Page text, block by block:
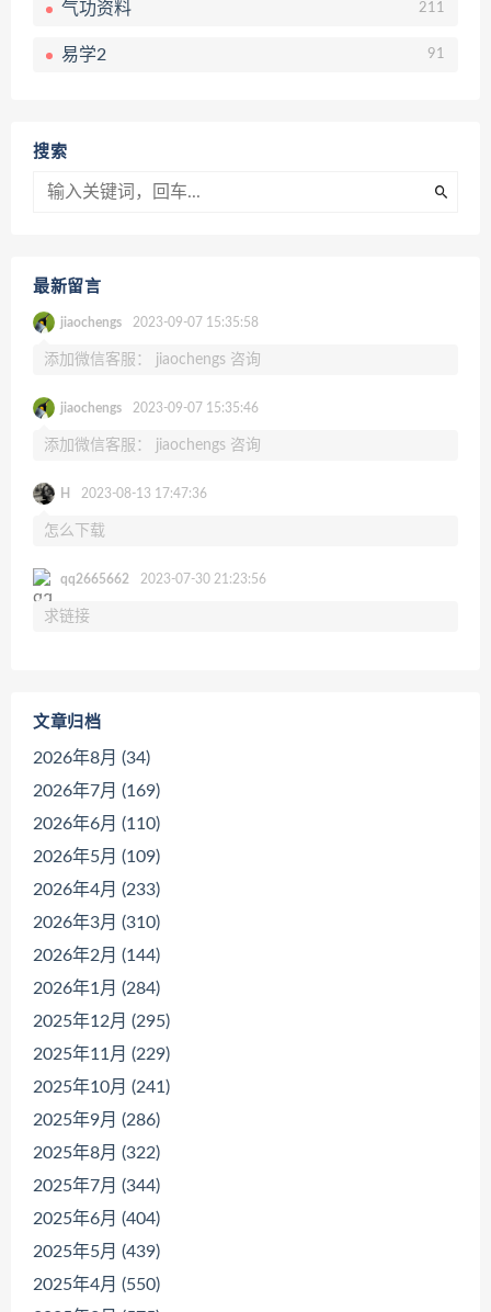
气功资料 211
易学2 91
搜索
最新留言
jiaochengs 2023-09-07 15:35:58
添加微信客服： jiaochengs 咨询
jiaochengs 2023-09-07 15:35:46
添加微信客服： jiaochengs 咨询
H 2023-08-13 17:47:36
怎么下载
qq2665662 2023-07-30 21:23:56
求链接
文章归档
2026年8月 (34)
2026年7月 (169)
2026年6月 (110)
2026年5月 (109)
2026年4月 (233)
2026年3月 (310)
2026年2月 (144)
2026年1月 (284)
2025年12月 (295)
2025年11月 (229)
2025年10月 (241)
2025年9月 (286)
2025年8月 (322)
2025年7月 (344)
2025年6月 (404)
2025年5月 (439)
2025年4月 (550)